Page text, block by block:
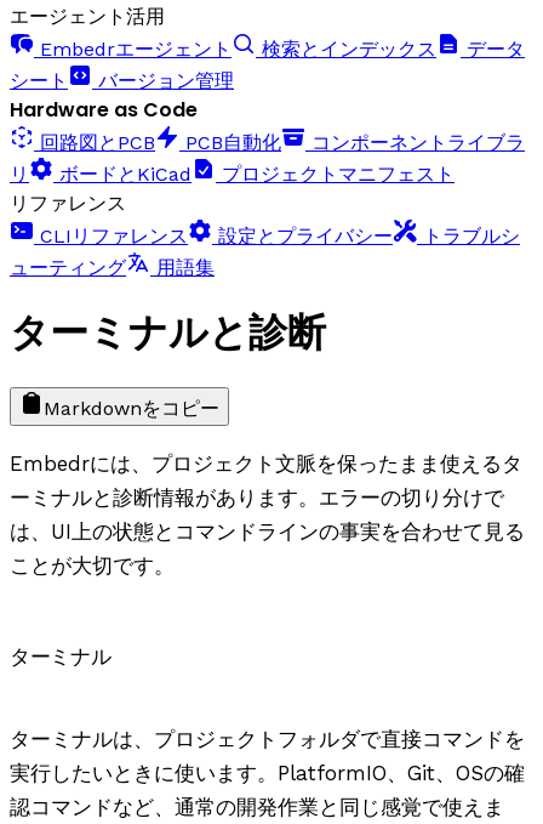
エージェント活用
Embedrエージェント 検索とインデックス
データ
シート
バージョン管理
Hardware as Code
回路図とPCB PCB自動化
コンポーネントライブラ
リ
ボードとKiCad プロジェクトマニフェスト
リファレンス
CLIリファレンス 設定とプライバシー
トラブルシ
ューティング
用語集
ターミナルと診断
Markdownをコピー
Embedrには、プロジェクト文脈を保ったまま使えるタ
ーミナルと診断情報があります。エラーの切り分けで
は、UI上の状態とコマンドラインの事実を合わせて見る
ことが大切です。
ターミナル
ターミナルは、プロジェクトフォルダで直接コマンドを
実行したいときに使います。PlatformIO、Git、OSの確
認コマンドなど、通常の開発作業と同じ感覚で使えま